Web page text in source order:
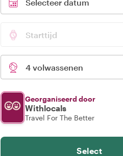
Selecteer datum
Starttijd
4 volwassenen
Georganiseerd door
Withlocals
Travel For The Better
Select